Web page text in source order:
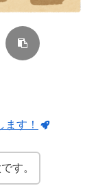
す！
す。